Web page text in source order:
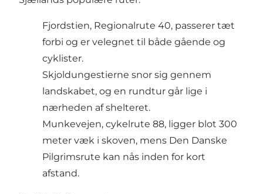
Fjordstien, Regionalrute 40, passerer tæt
forbi og er velegnet til både gående og
cyklister.
Skjoldungestierne snor sig gennem
landskabet, og en rundtur går lige i
nærheden af shelteret.
Munkevejen, cykelrute 88, ligger blot 300
meter væk i skoven, mens Den Danske
Pilgrimsrute kan nås inden for kort
afstand.